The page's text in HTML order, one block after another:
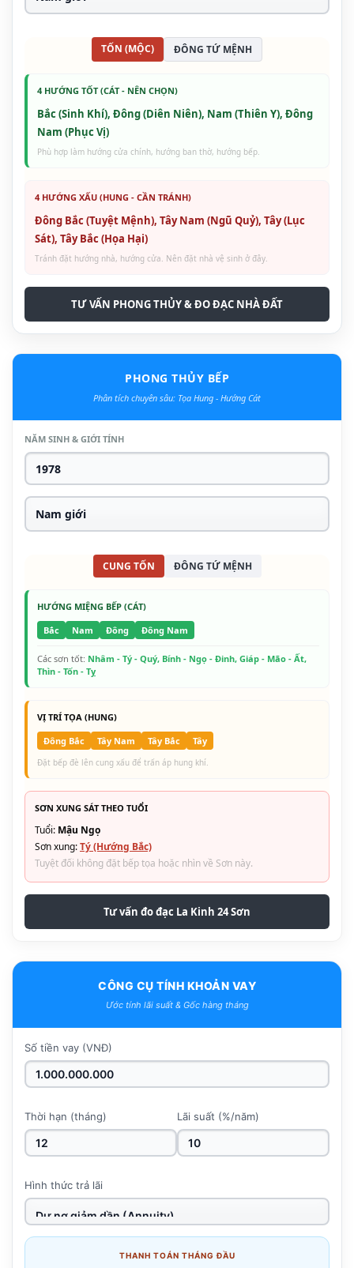
TỐN (MỘC) ĐÔNG TỨ MỆNH
4 HƯỚNG TỐT (CÁT - NÊN CHỌN)
Bắc (Sinh Khí), Đông (Diên Niên), Nam (Thiên Y), Đông
Nam (Phục Vị)
Phù hợp làm hướng cửa chính, hướng ban thờ, hướng bếp.
4 HƯỚNG XẤU (HUNG - CẦN TRÁNH)
Đông Bắc (Tuyệt Mệnh), Tây Nam (Ngũ Quỷ), Tây (Lục
Sát), Tây Bắc (Họa Hại)
Tránh đặt hướng nhà, hướng cửa. Nên đặt nhà vệ sinh ở đây.
TƯ VẤN PHONG THỦY & ĐO ĐẠC NHÀ ĐẤT
PHONG THỦY BẾP
Phân tích chuyên sâu: Tọa Hung - Hướng Cát
NĂM SINH & GIỚI TÍNH
CUNG TỐN ĐÔNG TỨ MỆNH
HƯỚNG MIỆNG BẾP (CÁT)
Bắc
Nam Đông Đông Nam
Các sơn tốt: Nhâm - Tý - Quý, Bính - Ngọ - Đinh, Giáp - Mão - Ất,
Thìn - Tốn - Tỵ
VỊ TRÍ TỌA (HUNG)
Đông Bắc
Tây Nam Tây Bắc Tây
Đặt bếp đè lên cung xấu để trấn áp hung khí.
SƠN XUNG SÁT THEO TUỔI
Tuổi: Mậu Ngọ
Sơn xung:Tý (Hướng Bắc)
Tuyệt đối không đặt bếp tọa hoặc nhìn về Sơn này.
Tư vấn đo đạc La Kinh 24 Sơn
CÔNG CỤ TÍNH KHOẢN VAY
Ước tính lãi suất & Gốc hàng tháng
Số tiền vay (VNĐ)
Thời hạn (tháng) Lãi suất (%/năm)
Hình thức trả lãi
THANH TOÁN THÁNG ĐẦU